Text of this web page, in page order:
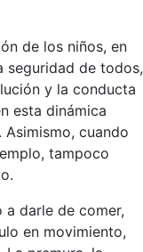
de los niños, en
seguridad de todos,
y la conducta
esta dinámica
cuando
tampoco
darle de comer,
en movimiento,